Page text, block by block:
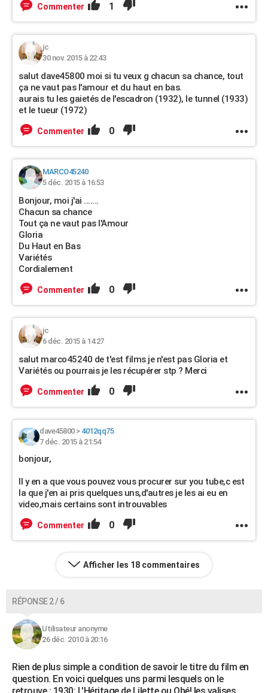
Commenter 1
jc
30 nov. 2015 à 22:43
salut dave45800 moi si tu veux g chacun sa chance, tout
ça ne vaut pas l'amour et du haut en bas.
aurais tu les gaietés de l'escadron (1932), le tunnel (1933)
et le tueur (1972)
Commenter 0
MARCO45240
5 déc. 2015 à 16:53
Bonjour, moi j'ai .......
Chacun sa chance
Tout ça ne vaut pas l'Amour
Gloria
Du Haut en Bas
Variétés
Cordialement
Commenter 0
jc
6 déc. 2015 à 14:27
salut marco45240 de t'est films je n'est pas Gloria et
Variétés ou pourrais je les récupérer stp ? Merci
Commenter 0
dave45800> 4012qq75
7 déc. 2015 à 21:54
bonjour,
Il y en a que vous pouvez vous procurer sur you tube,c est
la que j'en ai pris quelques uns,d'autres je les ai eu en
video,mais certains sont introuvables
Commenter 0
Afficher les 18 commentaires
RÉPONSE 2 / 6
Utilisateur anonyme
26 déc. 2010 à 20:16
Rien de plus simple a condition de savoir le titre du film en
question. En voici quelques uns parmi lesquels on le